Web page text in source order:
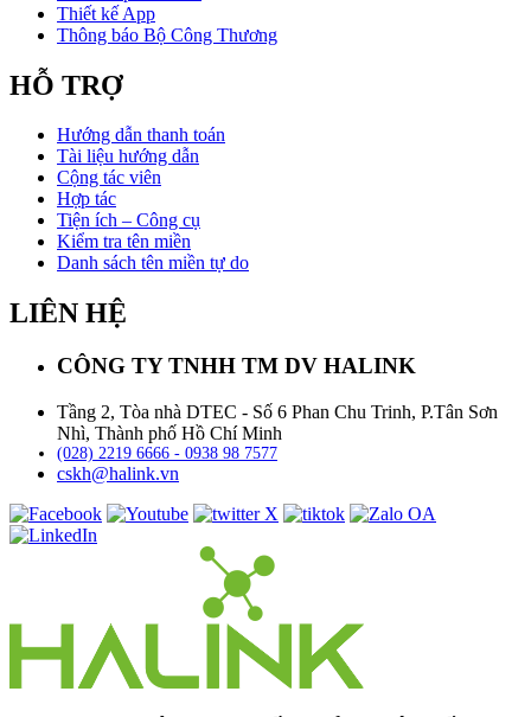
Thiết kế App
Thông báo Bộ Công Thương
HỖ TRỢ
Hướng dẫn thanh toán
Tài liệu hướng dẫn
Cộng tác viên
Hợp tác
Tiện ích – Công cụ
Kiểm tra tên miền
Danh sách tên miền tự do
LIÊN HỆ
CÔNG TY TNHH TM DV HALINK
Tầng 2, Tòa nhà DTEC - Số 6 Phan Chu Trinh, P.Tân Sơn
Nhì, Thành phố Hồ Chí Minh
(028) 2219 6666 - 0938 98 7577
cskh@halink.vn